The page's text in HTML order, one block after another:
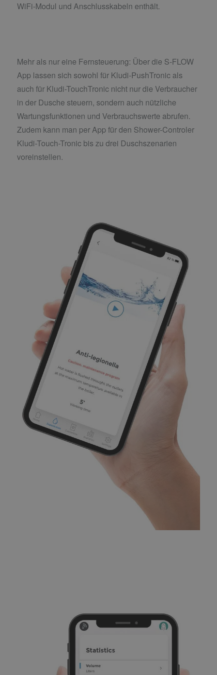
WiFi-Modul und Anschlusskabeln enthält.
Mehr als nur eine Fernsteuerung: Über die S-FLOW
App lassen sich sowohl für Kludi-PushTronic als
auch für Kludi-TouchTronic nicht nur die Verbraucher
in der Dusche steuern, sondern auch nützliche
Wartungsfunktionen und Verbrauchswerte abrufen.
Zudem kann man per App für den Shower-Controler
Kludi-Touch-Tronic bis zu drei Duschszenarien
voreinstellen.